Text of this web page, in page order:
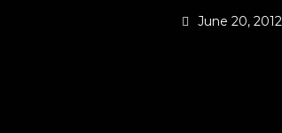
June 20, 2012